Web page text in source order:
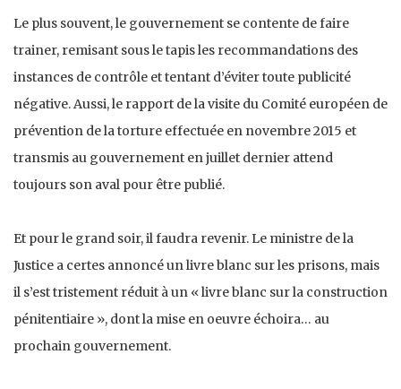
Le plus souvent, le gouvernement se contente de faire
trainer, remisant sous le tapis les recommandations des
instances de contrôle et tentant d’éviter toute publicité
négative. Aussi, le rapport de la visite du Comité européen de
prévention de la torture effectuée en novembre 2015 et
transmis au gouvernement en juillet dernier attend
toujours son aval pour être publié.
Et pour le grand soir, il faudra revenir. Le ministre de la
Justice a certes annoncé un livre blanc sur les prisons, mais
il s’est tristement réduit à un « livre blanc sur la construction
pénitentiaire », dont la mise en oeuvre échoira… au
prochain gouvernement.